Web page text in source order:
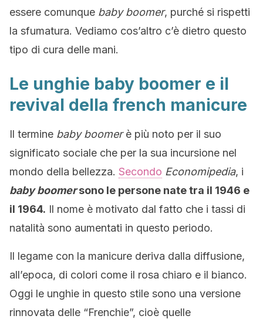
essere comunque baby boomer, purché si rispetti
la sfumatura. Vediamo cos’altro c’è dietro questo
tipo di cura delle mani.
Le unghie baby boomer e il
revival della french manicure
Il termine baby boomerè più noto per il suo
significato sociale che per la sua incursione nel
mondo della bellezza. Secondo Economipedia, i
baby boomersono le persone nate tra il 1946 e
il 1964. Il nome è motivato dal fatto che i tassi di
natalità sono aumentati in questo periodo.
Il legame con la manicure deriva dalla diffusione,
all’epoca, di colori come il rosa chiaro e il bianco.
Oggi le unghie in questo stile sono una versione
rinnovata delle “Frenchie”, cioè quelle